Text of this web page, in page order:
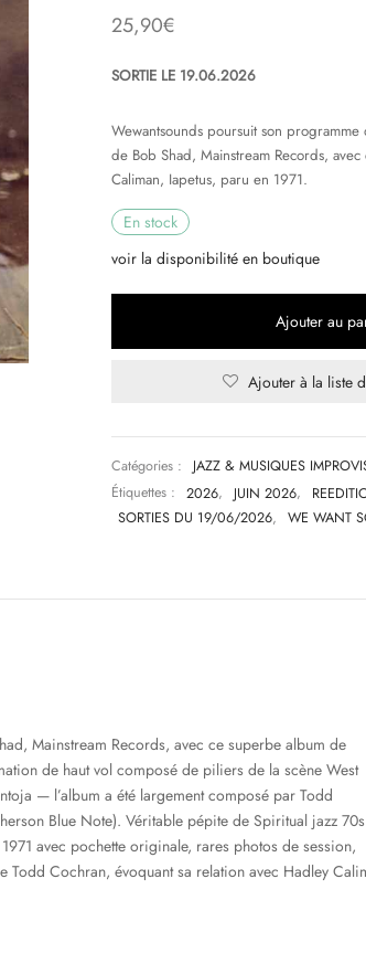
25,90€
SORTIE LE 19.06.2026
Wewantsounds poursuit son
de Bob Shad, Mainstream Records,
Caliman, Iapetus, paru en 1971.
En stock
voir la disponibilité en boutique
Ajouter au
Ajouter à la liste
Catégories : JAZZ & MUSIQUES
Étiquettes :
2026, JUIN 2026,
SORTIES DU 19/06/2026, WE WANT
Mainstream Records, avec ce superbe album de
de haut vol composé de piliers de la scène West
— l’album a été largement composé par Todd
Blue Note). Véritable pépite de Spiritual jazz 70s
avec pochette originale, rares photos de session,
Todd Cochran, évoquant sa relation avec Hadley